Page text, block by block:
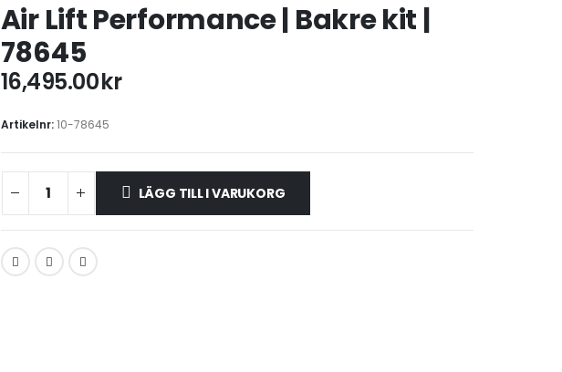
Air Lift Performance | Bakre kit |
78645
16,495.00kr
Artikelnr:10-78645
LÄGG TILL I VARUKORG